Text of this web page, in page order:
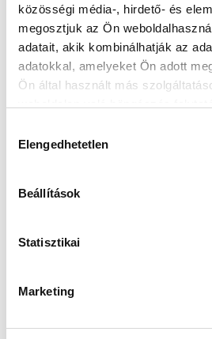
közösségi média-, hirdető- és
megosztjuk az Ön
adatait, akik kombinálhatják az
adatokkal, amelyeket Ön adott
Ön által használt más
kiválasztása
Elengedhetetlen
Beállítások
Statisztikai
Marketing
Elfogadom az